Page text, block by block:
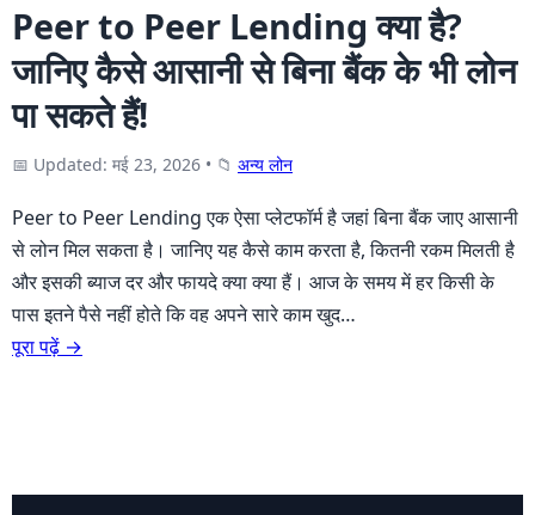
Peer to Peer Lending क्या है?
जानिए कैसे आसानी से बिना बैंक के भी लोन
पा सकते हैं!
📅 Updated: मई 23, 2026 • 📁 अन्य लोन
Peer to Peer Lending एक ऐसा प्लेटफॉर्म है जहां बिना बैंक जाए आसानी
से लोन मिल सकता है। जानिए यह कैसे काम करता है, कितनी रकम मिलती है
और इसकी ब्याज दर और फायदे क्या क्या हैं। आज के समय में हर किसी के
पास इतने पैसे नहीं होते कि वह अपने सारे काम खुद…
पूरा पढ़ें →